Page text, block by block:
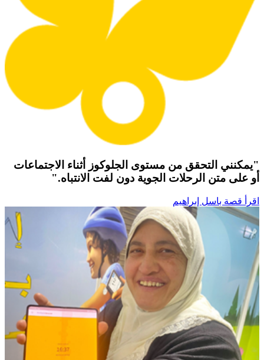
"يمكنني التحقق من مستوى الجلوكوز أثناء الاجتماعات
أو على متن الرحلات الجوية دون لفت الانتباه."
اقرأ قصة باسل إبراهيم